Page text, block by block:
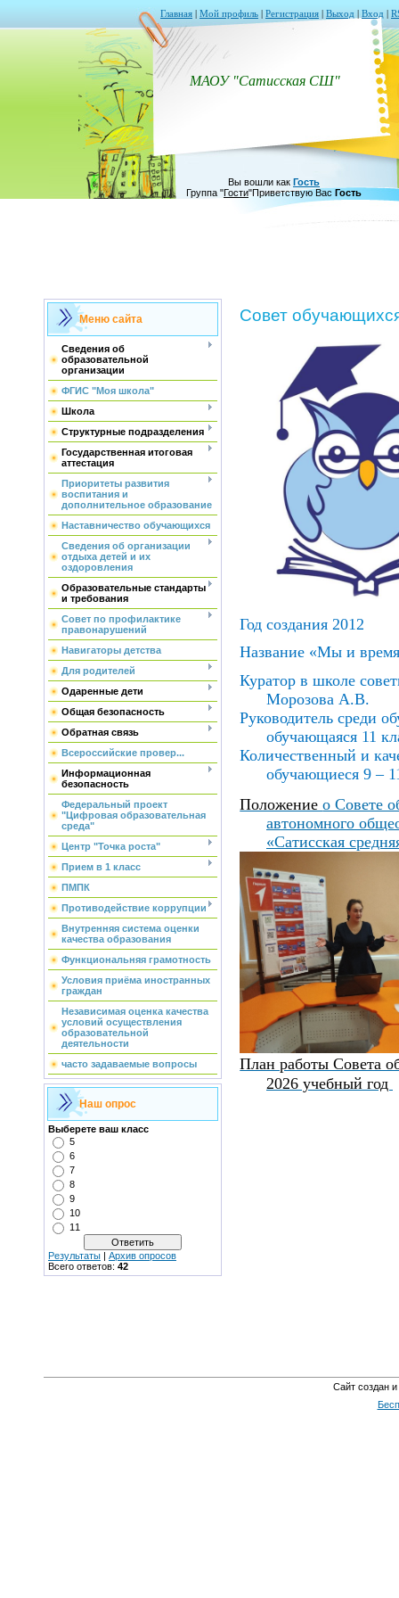
Главная Мой профиль Регистрация Выход Вход
МАОУ "Сатисская СШ"
Вы вошли как Гость
Группа "Гости"Приветствую Вас Гость
Меню сайта
Сведения об
образовательной
организации
ФГИС "Моя школа"
Школа
Структурные подразделения
Государственная итоговая
аттестация
Приоритеты развития
воспитания и
дополнительное образование
Наставничество обучающихся
Сведения об организации
отдыха детей и их
оздоровления
Образовательные стандарты
и требования
Совет по профилактике
правонарушений
Навигаторы детства
Для родителей
Одаренные дети
Общая безопасность
Обратная связь
Всероссийские провер...
Информационная
безопасность
Федеральный проект
"Цифровая образовательная
среда"
Центр "Точка роста"
Прием в 1 класс
ПМПК
Противодействие коррупции
Внутренняя система оценки
качества образования
Функциональняя грамотность
Условия приёма иностранных
граждан
Независимая оценка качества
условий осуществления
образовательной
деятельности
часто задаваемые вопросы
Наш опрос
Выберете ваш класс
5
6
7
8
9
10
11
Результаты | Архив опросов
Всего ответов: 42
Совет
Год создания 2012
Название «Мы и
Куратор в школе
Морозова А.В.
Руководитель среди
обучающаяся 11
Количественный и
обучающиеся 9 –
Положениео Совете
автономного
«Сатисская
План работы Совета
2026 учебный год
Сайт создан